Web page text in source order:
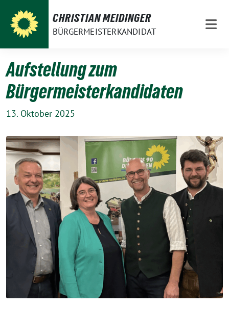
zum
Inhalt
CHRISTIAN MEIDINGER
BÜRGERMEISTERKANDIDAT
Aufstellung zum
Bürgermeisterkandidaten
13. Oktober 2025